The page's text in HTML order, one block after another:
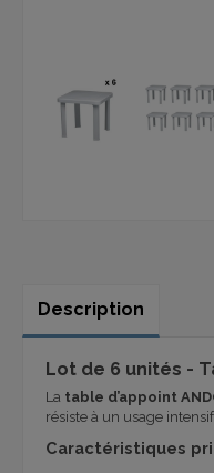
Description
Lot de 6 unités -
La table d’appoint
résiste à un usage
Caractéristiques